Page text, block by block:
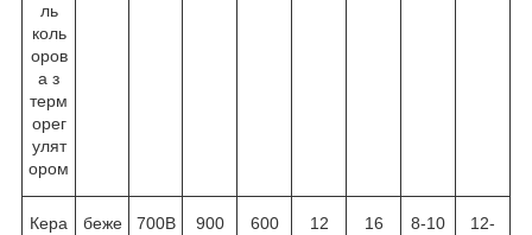
ль
коль
оров
а з
терм
орег
улят
ором
Кера
беже
700B
900 600 12 16
8-10
12-